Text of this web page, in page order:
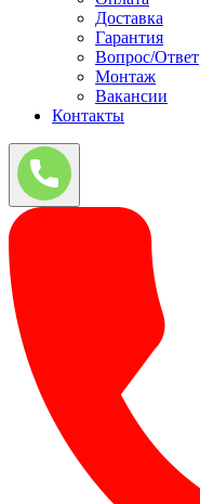
Доставка
Гарантия
Вопрос/Ответ
Монтаж
Вакансии
Контакты